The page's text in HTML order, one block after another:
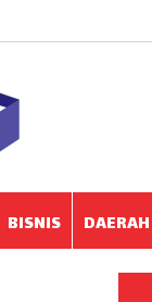
BISNIS DAERAH